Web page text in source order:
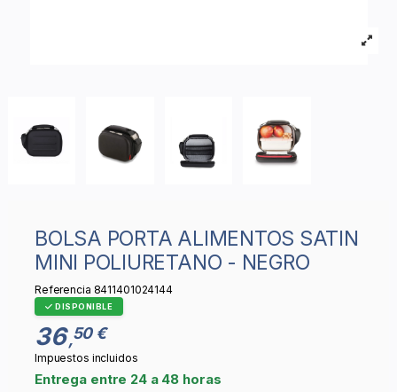
BOLSA PORTA ALIMENTOS SATIN
MINI POLIURETANO - NEGRO
Referencia 8411401024144
DISPONIBLE
36 ,50 €
Impuestos incluidos
Entrega entre 24 a 48 horas